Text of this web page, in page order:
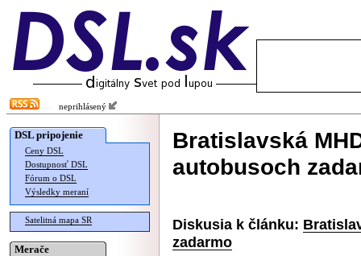
neprihlásený
DSL pripojenie
Ceny DSL
Dostupnosť DSL
Fórum o DSL
Výsledky meraní
Satelitná mapa SR
Merače
Bratislavská
autobusoch
Diskusia k článku:
zadarmo